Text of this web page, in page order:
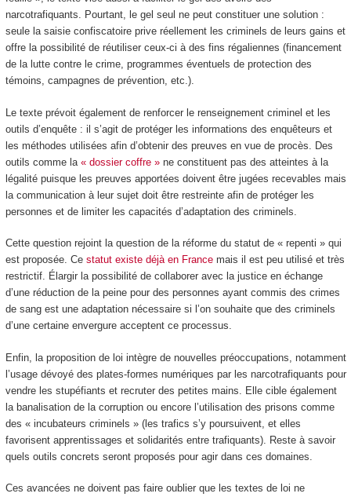
narcotrafiquants. Pourtant, le gel seul ne peut constituer une solution :
seule la saisie confiscatoire prive réellement les criminels de leurs gains et
offre la possibilité de réutiliser ceux-ci à des fins régaliennes (financement
de la lutte contre le crime, programmes éventuels de protection des
témoins, campagnes de prévention, etc.).
Le texte prévoit également de renforcer le renseignement criminel et les
outils d’enquête : il s’agit de protéger les informations des enquêteurs et
les méthodes utilisées afin d’obtenir des preuves en vue de procès. Des
outils comme la « dossier coffre »ne constituent pas des atteintes à la
légalité puisque les preuves apportées doivent être jugées recevables mais
la communication à leur sujet doit être restreinte afin de protéger les
personnes et de limiter les capacités d’adaptation des criminels.
Cette question rejoint la question de la réforme du statut de « repenti » qui
est proposée. Ce statut existe déjà en Francemais il est peu utilisé et très
restrictif. Élargir la possibilité de collaborer avec la justice en échange
d’une réduction de la peine pour des personnes ayant commis des crimes
de sang est une adaptation nécessaire si l’on souhaite que des criminels
d’une certaine envergure acceptent ce processus.
Enfin, la proposition de loi intègre de nouvelles préoccupations, notamment
l’usage dévoyé des plates-formes numériques par les narcotrafiquants pour
vendre les stupéfiants et recruter des petites mains. Elle cible également
la banalisation de la corruption ou encore l’utilisation des prisons comme
des « incubateurs criminels » (les trafics s’y poursuivent, et elles
favorisent apprentissages et solidarités entre trafiquants). Reste à savoir
quels outils concrets seront proposés pour agir dans ces domaines.
Ces avancées ne doivent pas faire oublier que les textes de loi ne